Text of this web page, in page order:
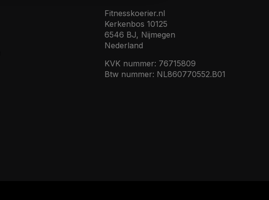
Fitnesskoerier.nl
Kerkenbos 10125
6546 BJ, Nijmegen
Nederland
KVK nummer: 76715809
Btw nummer: NL860770552.B01